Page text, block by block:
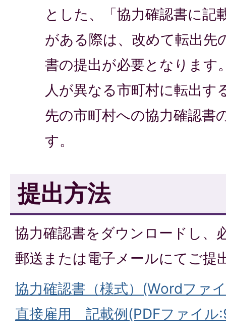
とした、「協力確認書に記
がある際は、改めて転出先
書の提出が必要となります
人が異なる市町村に転出す
先の市町村への協力確認書
す。
提出方法
協力確認書をダウンロードし、
郵送または電子メールにてご提
協力確認書（様式）(Wordファ
直接雇用＿記載例(PDFファイル